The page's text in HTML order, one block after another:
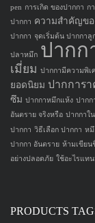
pen การเกิด ของปากกา ก
ปากกา ความสำคัญขอ
ปากกา จุดเริ่มต้น ปากกาลู
ปลาหมึก ปากก
เมี่ยม ปากกามีความพิเ
ยอดนิยม ปากการ
ซึม ปากกาหมึกแห้ง ปากก
อันตราย จริงหรือ ปากกาใ
ปากกา วิธีเลือก ปากกา หมึ
ปากกา อันตราย ห้ามเขียน
อย่างปลอดภัย ใช้อะไรแท
PRODUCTS